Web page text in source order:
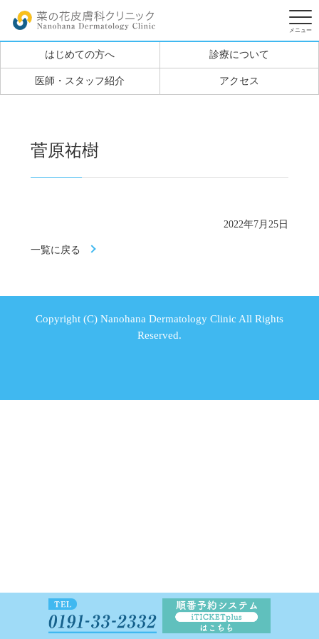
はじめての方へ 診療について
医師・スタッフ紹介 アクセス
菅原祐樹
2022年7月25日
一覧に戻る
Copyright (C) Nanohana Dermatology Clinic All Rights
Reserved.